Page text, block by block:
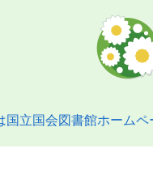
国立国会図書館ホームペ